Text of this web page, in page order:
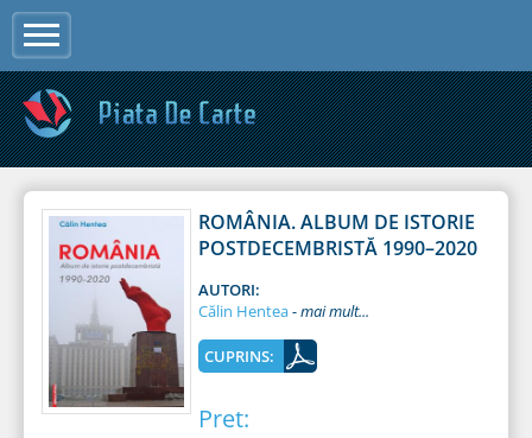
ROMÂNIA. ALBUM DE ISTORIE
POSTDECEMBRISTĂ 1990–2020
AUTORI:
Călin Hentea
CUPRINS:
Pret: